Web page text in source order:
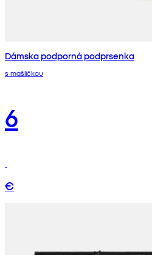
Dámska podporná podprsenka
s mašličkou
6
€